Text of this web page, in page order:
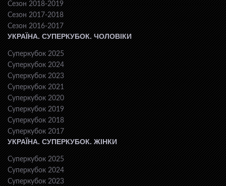
Сезон 2018-2019
Сезон 2017-2018
Сезон 2016-2017
УКРАЇНА. СУПЕРКУБОК. ЧОЛОВІКИ
Суперкубок 2025
Суперкубок 2024
Суперкубок 2023
Суперкубок 2021
Суперкубок 2020
Суперкубок 2019
Суперкубок 2018
Суперкубок 2017
УКРАЇНА. СУПЕРКУБОК. ЖІНКИ
Суперкубок 2025
Суперкубок 2024
Суперкубок 2023